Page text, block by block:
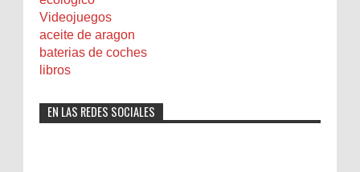
Videojuegos
aceite de aragon
baterias de coches
libros
EN LAS REDES SOCIALES